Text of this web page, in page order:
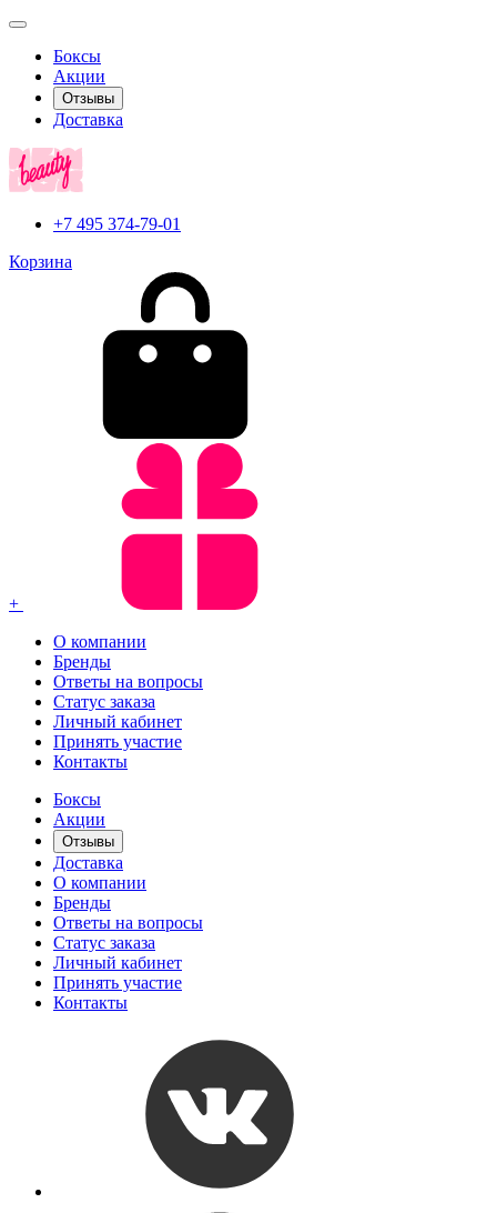
Боксы
Акции
Отзывы
Доставка
+7 495 374-79-01
Корзина
+
О компании
Бренды
Ответы на вопросы
Статус заказа
Личный кабинет
Принять участие
Контакты
Боксы
Акции
Отзывы
Доставка
О компании
Бренды
Ответы на вопросы
Статус заказа
Личный кабинет
Принять участие
Контакты